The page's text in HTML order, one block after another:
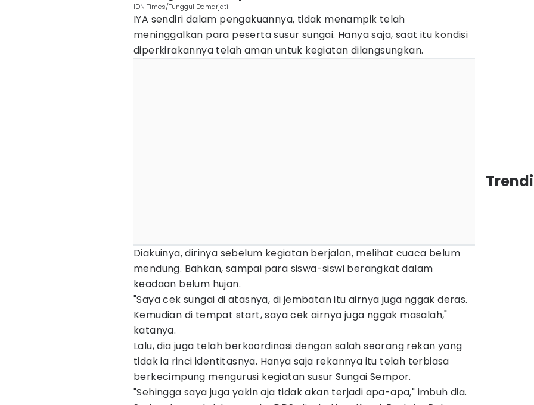
IDN Times/Tunggul Damarjati
IYA sendiri dalam pengakuannya, tidak menampik telah
meninggalkan para peserta susur sungai. Hanya saja, saat itu kondisi
diperkirakannya telah aman untuk kegiatan dilangsungkan.
Diakuinya, dirinya sebelum kegiatan berjalan, melihat cuaca belum
mendung. Bahkan, sampai para siswa-siswi berangkat dalam
keadaan belum hujan.
"Saya cek sungai di atasnya, di jembatan itu airnya juga nggak deras.
Kemudian di tempat start, saya cek airnya juga nggak masalah,"
katanya.
Lalu, dia juga telah berkoordinasi dengan salah seorang rekan yang
tidak ia rinci identitasnya. Hanya saja rekannya itu telah terbiasa
berkecimpung mengurusi kegiatan susur Sungai Sempor.
"Sehingga saya juga yakin aja tidak akan terjadi apa-apa," imbuh dia.